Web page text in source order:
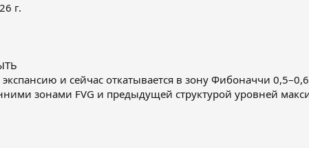
г.
и сейчас откатывается в зону Фибоначчи
зонами FVG и предыдущей структурой уровней